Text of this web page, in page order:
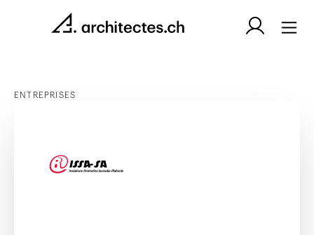
ENTREPRISES